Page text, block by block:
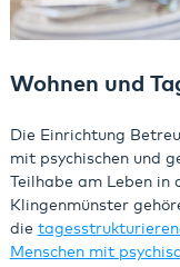
Wohnen und
Die Einrichtung
mit psychischen und
Teilhabe am Leben in
Klingenmünster
die
Menschen mit